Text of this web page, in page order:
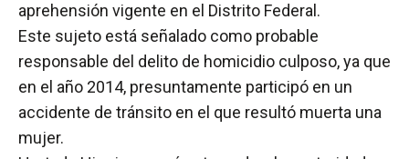
aprehensión vigente en el Distrito Federal.
Este sujeto está señalado como probable
responsable del delito de homicidio culposo, ya que
en el año 2014, presuntamente participó en un
accidente de tránsito en el que resultó muerta una
mujer.